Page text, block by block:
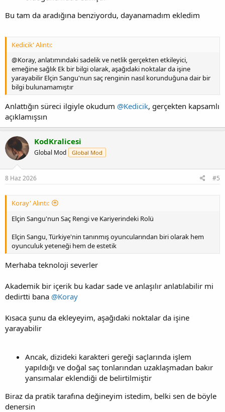
Bu tam da aradığına benziyordu, dayanamadım ekledim
Kedicik' Alıntı:
@Koray, anlatımındaki sadelik ve netlik gerçekten etkileyici,
emeğine sağlık Ek bir bilgi olarak, aşağıdaki noktalar da işine
yarayabilir Elçin Sangu'nun saç renginin nasıl korunduğuna dair bir
bilgi bulunamamıştır
Anlattığın süreci ilgiyle okudum @Kedicik, gerçekten kapsamlı
açıklamışsın
KodKralicesi
Global Mod Global Mod
8 Haz 2026 #5
Koray' Alıntı:
Elçin Sangu'nun Saç Rengi ve Kariyerindeki Rolü
Elçin Sangu, Türkiye'nin tanınmış oyuncularından biri olarak hem
oyunculuk yeteneği hem de estetik
Merhaba teknoloji severler
Akademik bir içerik bu kadar sade ve anlaşılır anlatılabilir mi
dedirtti bana @Koray
Kısaca şunu da ekleyeyim, aşağıdaki noktalar da işine
yarayabilir
Ancak, dizideki karakteri gereği saçlarında işlem
yapıldığı ve doğal saç tonlarından uzaklaşmadan bakır
yansımalar eklendiği de belirtilmiştir
Biraz da pratik tarafına değineyim istedim, belki sen de böyle
denersin